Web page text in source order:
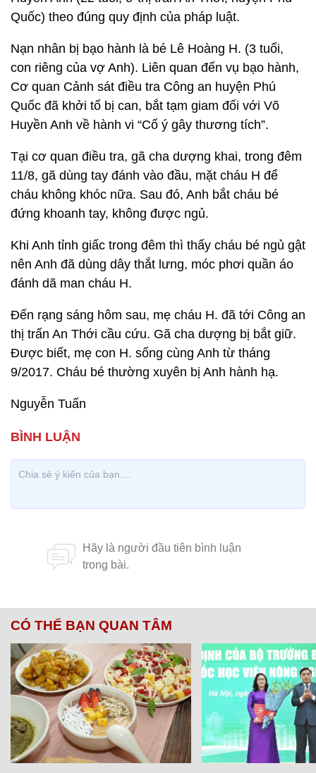
Quốc) theo đúng quy định của pháp luật.
Nạn nhân bị bạo hành là bé Lê Hoàng H. (3 tuổi,
con riêng của vợ Anh). Liên quan đến vụ bạo hành,
Cơ quan Cảnh sát điều tra Công an huyện Phú
Quốc đã khởi tố bị can, bắt tạm giam đối với Võ
Huyền Anh về hành vi “Cố ý gây thương tích”.
Tại cơ quan điều tra, gã cha dượng khai, trong đêm
11/8, gã dùng tay đánh vào đầu, mặt cháu H để
cháu không khóc nữa. Sau đó, Anh bắt cháu bé
đứng khoanh tay, không được ngủ.
Khi Anh tỉnh giấc trong đêm thì thấy cháu bé ngủ gật
nên Anh đã dùng dây thắt lưng, móc phơi quần áo
đánh dã man cháu H.
Đến rạng sáng hôm sau, mẹ cháu H. đã tới Công an
thị trấn An Thới cầu cứu. Gã cha dượng bị bắt giữ.
Được biết, mẹ con H. sống cùng Anh từ tháng
9/2017. Cháu bé thường xuyên bị Anh hành hạ.
Nguyễn Tuấn
CÓ THỂ BẠN QUAN TÂM